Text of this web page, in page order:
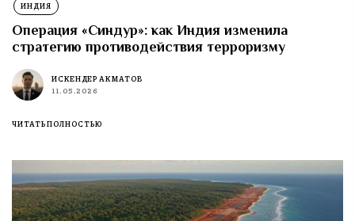
ИНДИЯ
Операция «Синдур»: как Индия изменила
стратегию противодействия терроризму
ИСКЕНДЕР АКМАТОВ
11.05.2026
ЧИТАТЬ ПОЛНОСТЬЮ